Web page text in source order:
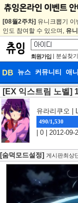
[08월2주차] 유니크뽑기
인도 참여할 수 있으며, 유
회원가입 | 분실찾기
DB 뉴스 커뮤니티 애
DB
웹툰
[EX 익스트림 노벨]
유라리쿠오 |
490/1,530
| 0 | 2012-09-
[숨덕모드설정] 게시판최상